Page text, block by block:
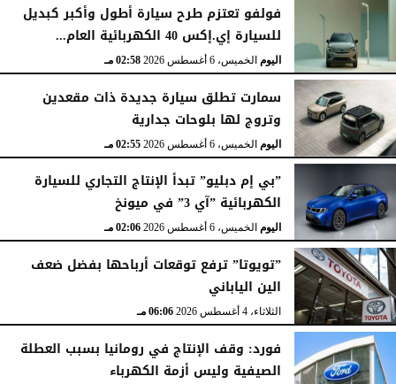
فولفو تعتزم طرح سيارة أطول وأكبر كبديل
للسيارة إي.إكس 40 الكهربائية العام...
اليومالخميس، 6 أغسطس 2026 02:58 مـ
سمارت تطلق سيارة جديدة ذات مقعدين
وتروج لها بلوحات جدارية
اليوم الخميس، 6 أغسطس 2026 02:55 مـ
”بي إم دبليو” تبدأ الإنتاج التجاري للسيارة
الكهربائية ”آي 3” في ميونخ
اليومالخميس، 6 أغسطس 2026 02:06 مـ
”تويوتا” ترفع توقعات أرباحها بفضل ضعف
الين الياباني
الثلاثاء، 4 أغسطس 2026 06:06 مـ
فورد: وقف الإنتاج في رومانيا بسبب العطلة
الصيفية وليس أزمة الكهرباء